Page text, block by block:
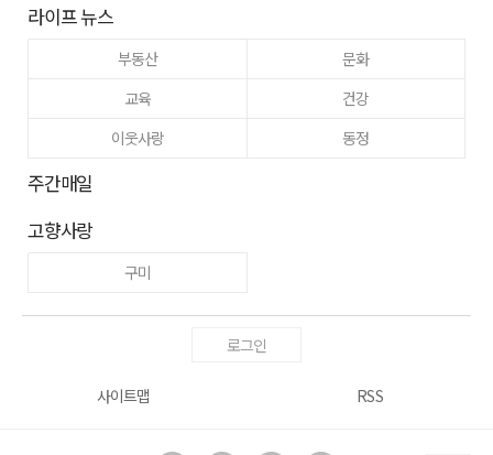
라이프 뉴스
부동산
문화
교육
건강
이웃사랑
동정
주간매일
고향사랑
구미
로그인
사이트맵 RSS